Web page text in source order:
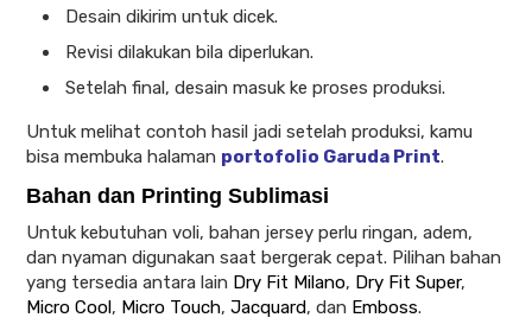
Desain dikirim untuk dicek.
Revisi dilakukan bila diperlukan.
Setelah final, desain masuk ke proses produksi.
Untuk melihat contoh hasil jadi setelah produksi, kamu
bisa membuka halaman portofolio Garuda Print.
Bahan dan Printing Sublimasi
Untuk kebutuhan voli, bahan jersey perlu ringan, adem,
dan nyaman digunakan saat bergerak cepat. Pilihan bahan
yang tersedia antara lain Dry Fit Milano, Dry Fit Super,
Micro Cool, Micro Touch, Jacquard, dan Emboss.